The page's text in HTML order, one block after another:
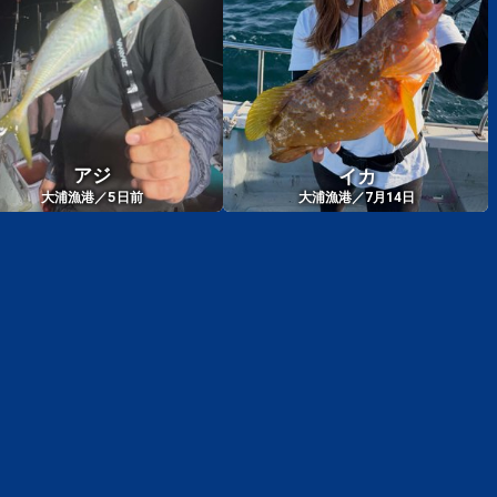
アジ
大浦漁港／5 日前
イカ
大浦漁港／7月14日